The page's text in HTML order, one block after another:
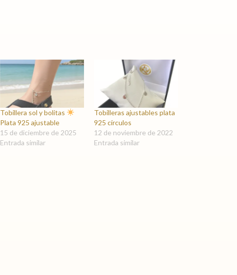
Tobillera sol y bolitas
Plata 925 ajustable
15 de diciembre de 2025
Entrada similar
Tobilleras ajustables plata
925 círculos
12 de noviembre de 2022
Entrada similar